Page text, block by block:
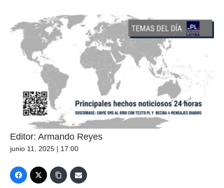
Editor: Armando Reyes
junio 11, 2025 | 17:00